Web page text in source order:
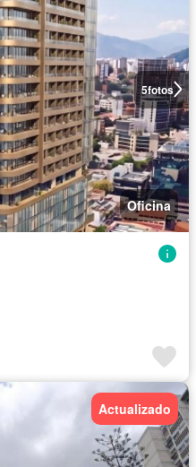
5fotos
Oficina
Actualizado